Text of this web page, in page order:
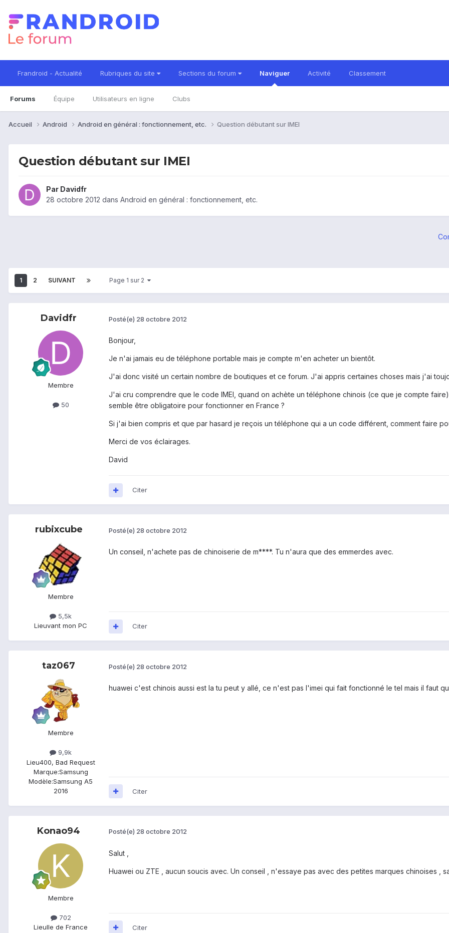
Frandroid - Actualité Rubriques du site Sections du forum Naviguer
Forums Équipe Utilisateurs en ligne Clubs
Activité Classement
Accueil Android Android en général : fonctionnement, etc. Question débutant sur IMEI
Question débutant sur IMEI
Par Davidfr
28 octobre 2012 dans Android en général : fonctionnement, etc.
1 2 SUIVANT Page 1 sur 2
Davidfr
Membre
50
Posté(e) 28 octobre 2012
Bonjour,
Je n'ai jamais eu de téléphone portable mais je compte m'en acheter un bientôt.
J'ai donc visité un certain nombre de boutiques et ce forum. J'ai appris certaines choses mais j'ai
J'ai cru comprendre que le code IMEI, quand on achète un téléphone chinois (ce que je compte
semble être obligatoire pour fonctionner en France ?
Si j'ai bien compris et que par hasard je reçois un téléphone qui a un code différent, comment faire
Merci de vos éclairages.
David
Citer
rubixcube
Membre
5,5k
Lieuvant mon PC
Posté(e) 28 octobre 2012
Un conseil, n'achete pas de chinoiserie de m****. Tu n'aura que des emmerdes avec.
Citer
taz067
Membre
9,9k
Lieu400, Bad Request
Marque:Samsung
Modèle:Samsung A5
2016
Posté(e) 28 octobre 2012
huawei c'est chinois aussi est la tu peut y allé, ce n'est pas l'imei qui fait fonctionné le tel mais il faut
Citer
Konao94
Membre
702
LieuIle de France
Posté(e) 28 octobre 2012
Salut ,
Huawei ou ZTE , aucun soucis avec. Un conseil , n'essaye pas avec des petites marques chinoises ,
Citer